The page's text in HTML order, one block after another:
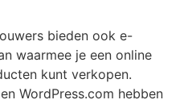
bieden ook e-
waarmee je een online
kunt verkopen.
WordPress.com hebben